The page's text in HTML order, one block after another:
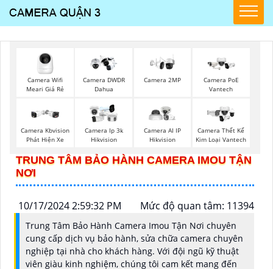
Camera Wifi
Meari Giá Rẻ
Camera DWDR
Dahua
Camera 2MP
Camera PoE
Vantech
Camera Kbvision
Phát Hiện Xe
Camera Ip 3k
Hikvision
Camera AI IP
Hikvision
Camera Thết Kế
Kim Loại Vantech
TRUNG TÂM BẢO HÀNH CAMERA IMOU TẬN
NƠI
10/17/2024 2:59:32 PM Mức độ quan tâm: 11394
Trung Tâm Bảo Hành Camera Imou Tận Nơi chuyên
cung cấp dịch vụ bảo hành, sửa chữa camera chuyên
nghiệp tại nhà cho khách hàng. Với đội ngũ kỹ thuật
viên giàu kinh nghiệm, chúng tôi cam kết mang đến